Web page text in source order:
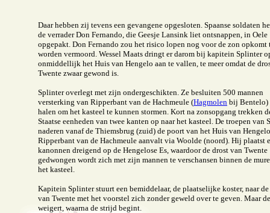
Daar hebben zij tevens een gevangene opgesloten. Spaanse soldaten
de verrader Don Fernando, die Geesje Lansink liet ontsnappen, in Oele
opgepakt. Don Fernando zou het risico lopen nog voor de zon opkomt
worden vermoord. Wessel Maats dringt er darom bij kapitein Splinter
onmiddellijk het Huis van Hengelo aan te vallen, te meer omdat de
Twente zwaar gewond is.
Splinter overlegt met zijn ondergeschikten. Ze besluiten 500 mannen
versterking van Ripperbant van de Hachmeule (Hagmolen bij Bentelo)
halen om het kasteel te kunnen stormen. Kort na zonsopgang trekken
Staatse eenheden van twee kanten op naar het kasteel. De troepen van
naderen vanaf de Thiemsbrug (zuid) de poort van het Huis van
Ripperbant van de Hachmeule aanvalt via Woolde (noord). Hij plaatst
kanonnen dreigend op de Hengelose Es, waardoor de drost van Twente
gedwongen wordt zich met zijn mannen te verschansen binnen de
het kasteel.
Kapitein Splinter stuurt een bemiddelaar, de plaatselijke koster, naar
van Twente met het voorstel zich zonder geweld over te geven. Maar
weigert, waarna de strijd begint.